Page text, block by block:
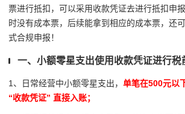
票进行抵扣，可以采用收款凭证去进行抵扣申
时没有成本票，后续能拿到相应的成本票，还
式合规申报！
一、小额零星支出使用收款凭证进行税
1、日常经营中小额零星支出， 单笔在500元以
“收款凭证” 直接入账；